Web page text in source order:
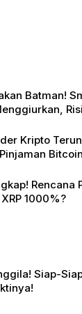
Batman!
Kripto
Rencana
1000%?
Siap-